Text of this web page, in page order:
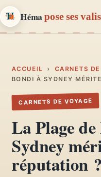
Hémapose ses
01
Récits,
ACCUEIL › CARNETS
BONDI À SYDNEY
CARNETS DE VOYAGE
La Plage
Sydney
réputation ?